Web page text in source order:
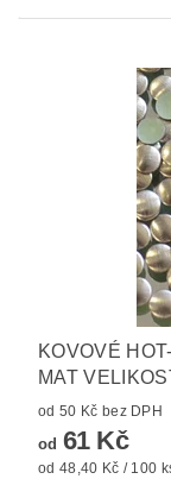
KOVOVÉ
MAT
od 50 Kč bez DPH
od 61 Kč
od 48,40 Kč / 100